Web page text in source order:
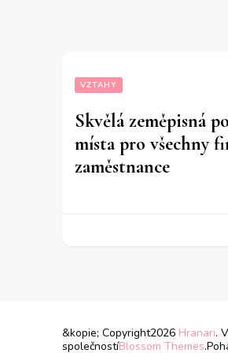
VZTAHY
Skvělá zeměpisná
místa pro všechny
zaměstnance
&kopie; Copyright2026 Hranari.
společnostíBlossom Themes